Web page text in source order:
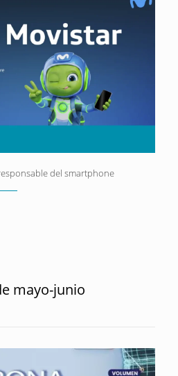
del smartphone
mayo-junio